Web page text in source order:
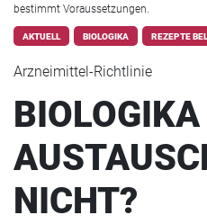
bestimmt Voraussetzungen.
AKTUELL BIOLOGIKA REZEPTE
Arzneimittel-Richtlinie
NICHT?